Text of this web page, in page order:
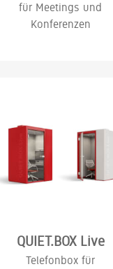
für Meetings und
Konferenzen
QUIET.BOX Live
Telefonbox für